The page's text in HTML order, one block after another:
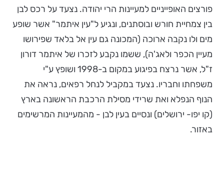
פורצים האופייניים למעיינות הרי יהודה. נצעד על רכס לבן
בין צמחיית חורש ובוסתנים, ונגיע ל"עין איתמר" אשר שופע
מים ולו נקבה ארוכה (המכונה גם עין אל בלאד שפירושו
מעיין הכפר ולאג'ה), ששמו נקבע לזכרו של איתמר דורון
ז"ל, אשר נרצח בפיגוע במקום ב-1998 ושופץ ע"י
משפחתו וחבריו. נצעד במקביל לנחל רפאים, נראה את
הנוף הנפלא ואת שרידי מסילת הרכבת הראשונה בארץ
(קו יפו- ירושלים) ונסיים בעין לבן - מהמעיינות המרשימים
באזור.